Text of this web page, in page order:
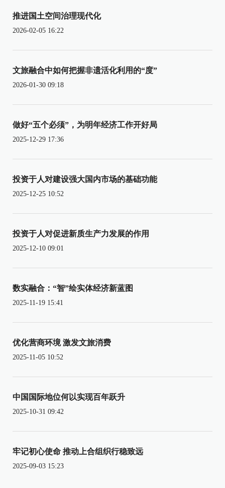
推进国土空间治理现代化
2026-02-05 16:22
文旅融合中如何把握非遗活化利用的“度”
2026-01-30 09:18
做好“五个必须”，为明年经济工作开好局
2025-12-29 17:36
投资于人对建设强大国内市场的基础功能
2025-12-25 10:52
投资于人对促进新质生产力发展的作用
2025-12-10 09:01
数实融合：“智”绘实体经济新蓝图
2025-11-19 15:41
优化营商环境 激发文旅消费
2025-11-05 10:52
中国国际地位何以实现百年跃升
2025-10-31 09:42
牢记初心使命 推动上合组织行稳致远
2025-09-03 15:23